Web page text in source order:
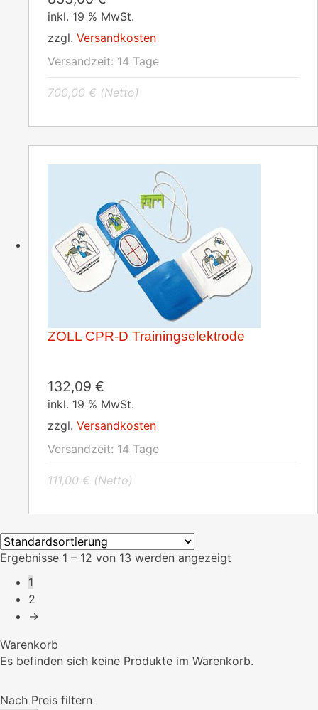
inkl. 19 % MwSt.
zzgl. Versandkosten
Versandzeit: 14 Tage
700,00 € (Netto)
ZOLL CPR-D Trainingselektrode
132,09 €
inkl. 19 % MwSt.
zzgl. Versandkosten
Versandzeit: 14 Tage
111,00 € (Netto)
Ergebnisse 1 – 12 von 13 werden angezeigt
1
2
→
Warenkorb
Es befinden sich keine Produkte im Warenkorb.
Nach Preis filtern